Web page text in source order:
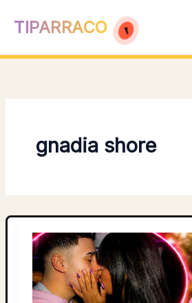
TIPARRACO
gnadia shore